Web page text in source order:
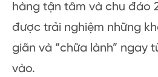
hàng tận tâm và chu đáo
được trải nghiệm những
giãn và “chữa lành” ngay
vào.